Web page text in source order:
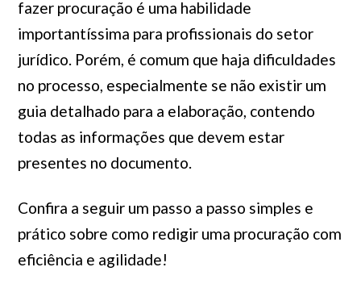
fazer procuração é uma habilidade
importantíssima para profissionais do setor
jurídico. Porém, é comum que haja dificuldades
no processo, especialmente se não existir um
guia detalhado para a elaboração, contendo
todas as informações que devem estar
presentes no documento.
Confira a seguir um passo a passo simples e
prático sobre como redigir uma procuração com
eficiência e agilidade!